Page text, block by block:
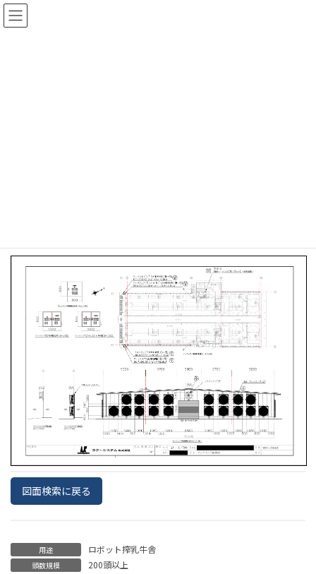
コ
ン
ナ
ビ
図面検索に戻る
用途 ロボット搾乳牛舎
頭数規模 200頭以上